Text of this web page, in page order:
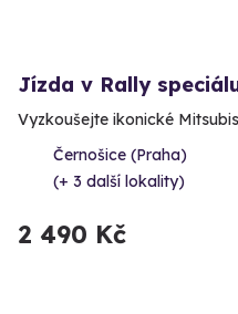
Jízda v Rally
Vyzkoušejte ikonické
Černošice (Praha)
(+ 3 další lokality)
2 490 Kč